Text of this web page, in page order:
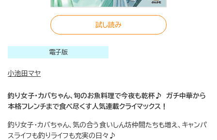
試し読み
電子版
小池田マヤ
釣り女子・カバちゃん、旬のお魚料理で今夜も乾杯♪ ガチ中華から
本格フレンチまで食べ尽くす人気連載クライマックス！
釣り女子・カバちゃん、気の合う食いしん坊仲間たちも増え、キャンパ
スライフも釣りライフも充実の日々♪